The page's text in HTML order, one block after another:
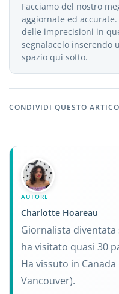
Facciamo del nostro
aggiornate ed
delle imprecisioni in
segnalacelo inserendo
spazio qui sotto.
CONDIVIDI QUESTO
AUTORE
Charlotte Hoareau
Giornalista
ha visitato quasi 30
Ha vissuto in
Vancouver).